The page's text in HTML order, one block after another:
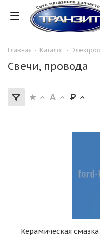
Главная - Каталог -
Свечи, провода
Керамическая